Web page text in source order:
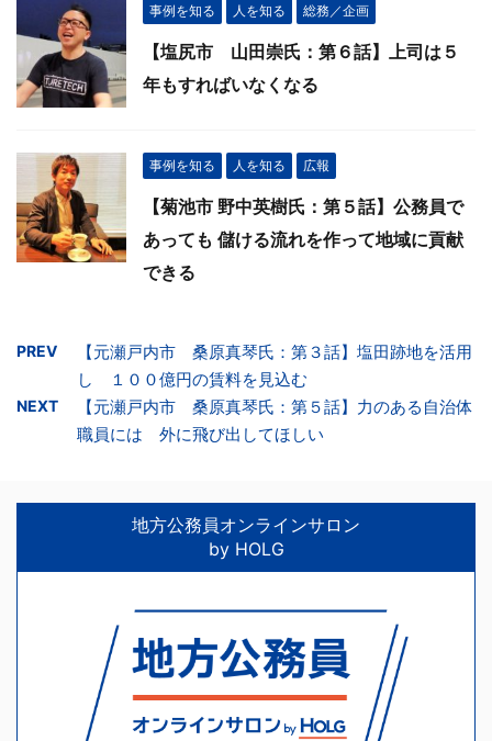
事例を知る 人を知る 総務／企画
【塩尻市 山田崇氏：第６話】上司は５
年もすればいなくなる
事例を知る 人を知る 広報
【菊池市 野中英樹氏：第５話】公務員で
あっても 儲ける流れを作って地域に貢献
できる
PREV
【元瀬戸内市 桑原真琴氏：第３話】塩田跡地を活用
し １００億円の賃料を見込む
NEXT
【元瀬戸内市 桑原真琴氏：第５話】力のある自治体
職員には 外に飛び出してほしい
地方公務員オンラインサロン
by HOLG